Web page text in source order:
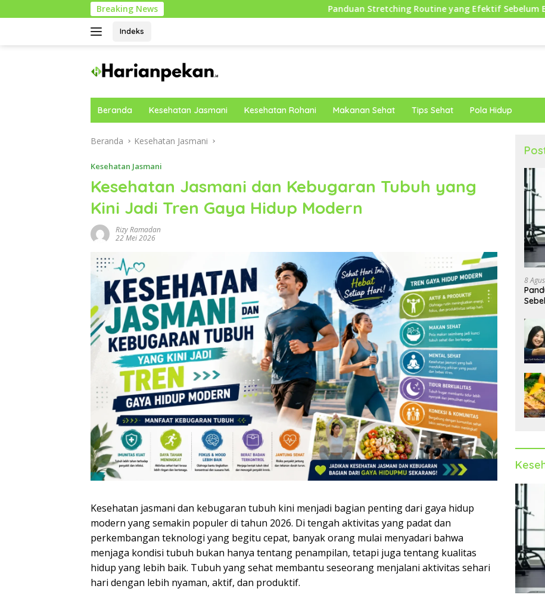
ke
Breaking News Panduan Stretching Routine yang Efektif Sebelum Berolahraga untuk
Indeks
Beranda Kesehatan Jasmani Kesehatan Rohani Makanan Sehat Tips Sehat Pola Hidup
Beranda Kesehatan Jasmani
Kesehatan Jasmani
Kesehatan Jasmani dan Kebugaran Tubuh yang
Kini Jadi Tren Gaya Hidup Modern
Rizy Ramadan
22 Mei 2026
Kesehatan jasmani dan kebugaran tubuh kini menjadi bagian penting dari gaya hidup
modern yang semakin populer di tahun 2026. Di tengah aktivitas yang padat dan
perkembangan teknologi yang begitu cepat, banyak orang mulai menyadari bahwa
menjaga kondisi tubuh bukan hanya tentang penampilan, tetapi juga tentang kualitas
hidup yang lebih baik. Tubuh yang sehat membantu seseorang menjalani aktivitas sehari
hari dengan lebih nyaman, aktif, dan produktif.
8